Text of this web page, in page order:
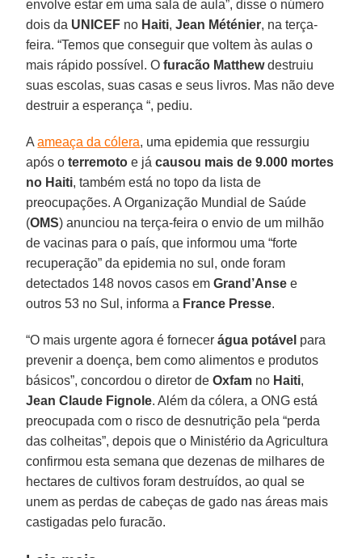
envolve estar em uma sala de aula”, disse o número
dois da UNICEF no Haiti,Jean Méténier, na terça-
feira. “Temos que conseguir que voltem às aulas o
mais rápido possível. Ofuracão Matthewdestruiu
suas escolas, suas casas e seus livros. Mas não deve
destruir a esperança “, pediu.
Aameaça da cólera, uma epidemia que ressurgiu
após oterremoto e jácausou mais de 9.000 mortes
no Haiti, também está no topo da lista de
preocupações. A Organização Mundial de Saúde
(OMS) anunciou na terça-feira o envio de um milhão
de vacinas para o país, que informou uma “forte
recuperação” da epidemia no sul, onde foram
detectados 148 novos casos em Grand’Anse e
outros 53 no Sul, informa a France Presse.
“O mais urgente agora é fornecerágua potável para
prevenir a doença, bem como alimentos e produtos
básicos”, concordou o diretor deOxfam no Haiti,
Jean Claude Fignole. Além da cólera, a ONG está
preocupada com o risco de desnutrição pela “perda
das colheitas”, depois que o Ministério da Agricultura
confirmou esta semana que dezenas de milhares de
hectares de cultivos foram destruídos, ao qual se
unem as perdas de cabeças de gado nas áreas mais
castigadas pelo furacão.